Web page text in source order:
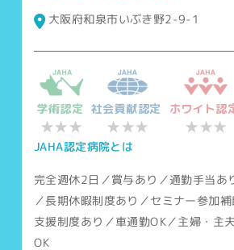
大阪府和泉市いぶき野2-9-1
学術認定
★★★
社会貢献認定
★★★
ホワイト認
★★★
JAHA認定病院とは
完全週休2日／賞与あり／通勤手当あ
／長期休暇制度あり／セミナー参加
支援制度あり／車通勤OK／主婦・主
OK